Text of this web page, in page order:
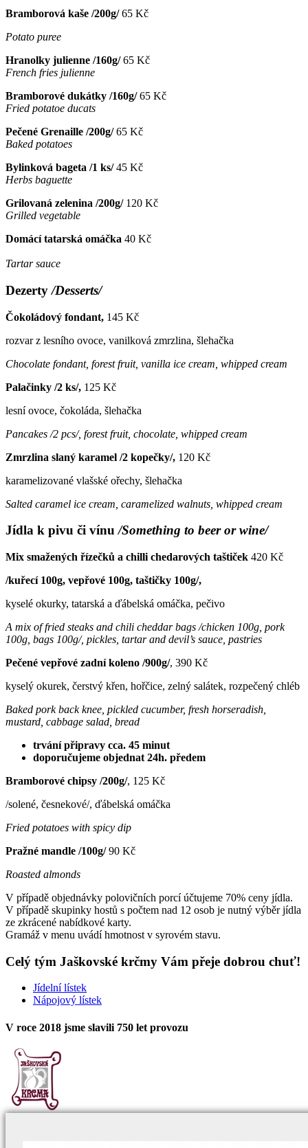
Bramborová kaše /200g/65 Kč
Potato puree
Hranolky julienne /160g/65 Kč
French fries julienne
Bramborové dukátky /160g/65 Kč
Fried potatoe ducats
Pečené Grenaille /200g/65 Kč
Baked potatoes
Bylinková bageta /1 ks/45 Kč
Herbs baguette
Grilovaná zelenina /200g/120 Kč
Grilled vegetable
Domácí tatarská omáčka 40 Kč
Tartar sauce
Dezerty/Desserts/
Čokoládový fondant, 145 Kč
rozvar z lesního ovoce, vanilková zmrzlina, šlehačka
Chocolate fondant, forest fruit, vanilla ice cream, whipped cream
Palačinky /2 ks/, 125 Kč
lesní ovoce, čokoláda, šlehačka
Pancakes /2 pcs/, forest fruit, chocolate, whipped cream
Zmrzlina slaný karamel /2 kopečky/, 120 Kč
karamelizované vlašské ořechy, šlehačka
Salted caramel ice cream, caramelized walnuts, whipped cream
Jídla k pivu či vínu/Something to beer or wine/
Mix smažených řízečků a chilli chedarových taštiček 420 Kč
/kuřecí 100g, vepřové 100g, taštičky 100g/,
kyselé okurky, tatarská a ďábelská omáčka, pečivo
A mix of fried steaks and chili cheddar bags /chicken 100g, pork
100g, bags 100g/, pickles, tartar and devil’s sauce, pastries
Pečené vepřové zadní koleno /900g/, 390 Kč
kyselý okurek, čerstvý křen, hořčice, zelný salátek, rozpečený chléb
Baked pork back knee, pickled cucumber, fresh horseradish,
mustard, cabbage salad, bread
trvání připravy cca. 45 minut
doporučujeme objednat 24h. předem
Bramborové chipsy /200g/, 125 Kč
/solené, česnekové/, ďábelská omáčka
Fried potatoes with spicy dip
Pražné mandle /100g/90 Kč
Roasted almonds
V případě objednávky polovičních porcí účtujeme 70% ceny jídla.
V případě skupinky hostů s počtem nad 12 osob je nutný výběr jídla
ze zkrácené nabídkové karty.
Gramáž v menu uvádí hmotnost v syrovém stavu.
Celý tým Jaškovské krčmy Vám přeje dobrou chuť!
Jídelní lístek
Nápojový lístek
V roce 2018 jsme slavili 750 let provozu